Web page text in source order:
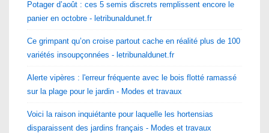
Potager d’août : ces 5 semis discrets remplissent encore le
panier en octobre - letribunaldunet.fr
Ce grimpant qu’on croise partout cache en réalité plus de 100
variétés insoupçonnées - letribunaldunet.fr
Alerte vipères : l'erreur fréquente avec le bois flotté ramassé
sur la plage pour le jardin - Modes et travaux
Voici la raison inquiétante pour laquelle les hortensias
disparaissent des jardins français - Modes et travaux